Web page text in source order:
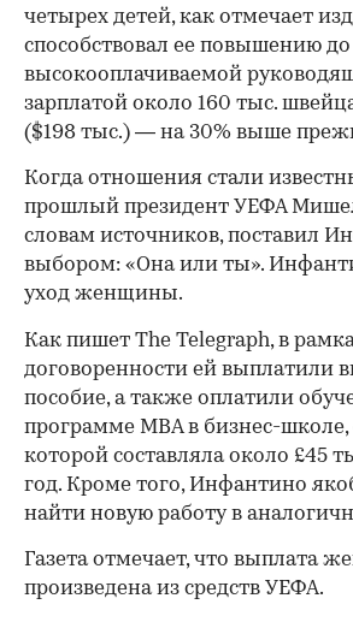
четырех детей, как отмечает
способствовал ее повышению до
высокооплачиваемой
зарплатой около 160 тыс.
($198 тыс.) — на 30% выше
Когда отношения стали
прошлый президент УЕФА
словам источников, поставил
выбором: «Она или ты».
уход женщины.
00:00
Как пишет The Telegraph, в
договоренности ей выплатили
пособие, а также оплатили
программе MBA в бизнес-школе,
которой составляла около £45
год. Кроме того, Инфантино
найти новую работу в
Газета отмечает, что выплата
произведена из средств УЕФА.